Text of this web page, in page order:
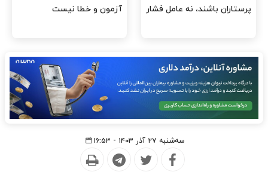
افتتاح پروژه‌ها شود؟
باید در اولویت تخصیص ارز
سه‌شنبه ۲۷ آذر ۱۴۰۳ - ۱۶:۵۳